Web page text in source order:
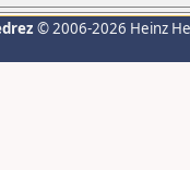
© 2006-2026 Heinz